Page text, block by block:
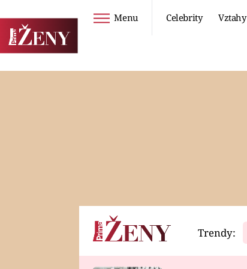
Menu Celebrity Vztahy
Horoskopy Video
Trendy: